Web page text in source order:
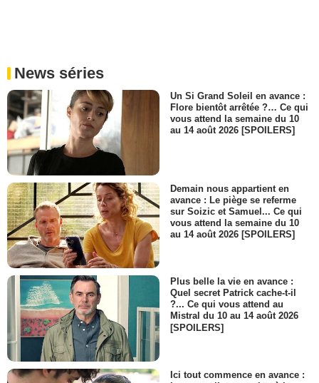
News séries
Un Si Grand Soleil en avance :
Flore bientôt arrêtée ?… Ce qui
vous attend la semaine du 10
au 14 août 2026 [SPOILERS]
Demain nous appartient en
avance : Le piège se referme
sur Soizic et Samuel... Ce qui
vous attend la semaine du 10
au 14 août 2026 [SPOILERS]
Plus belle la vie en avance :
Quel secret Patrick cache-t-il
?... Ce qui vous attend au
Mistral du 10 au 14 août 2026
[SPOILERS]
Ici tout commence en avance :